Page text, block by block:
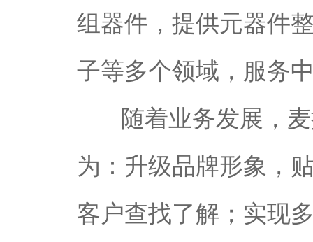
组器件，提供元器件
子等多个领域，服务
随着业务发展，
为：升级品牌形象，
客户查找了解；实现